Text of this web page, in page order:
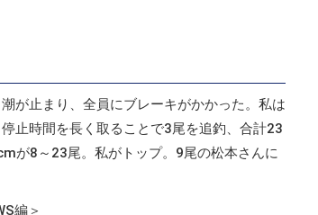
が止まり、全員にブレーキがかかった。私は
止時間を長く取ることで3尾を追釣、合計23
が8～23尾。私がトップ。9尾の松本さんに
編＞